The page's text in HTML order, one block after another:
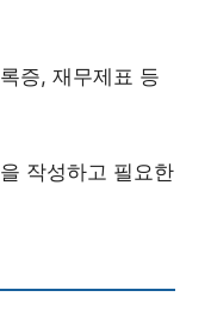
증, 재무제표 등
작성하고 필요한